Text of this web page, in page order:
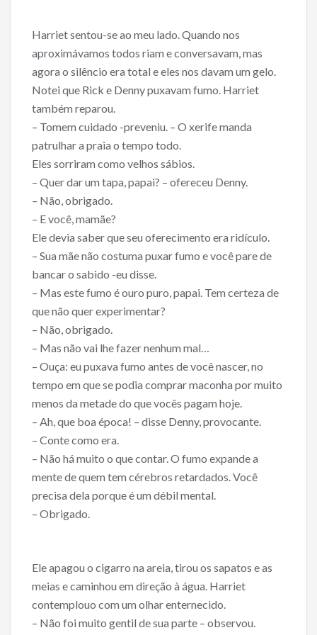
o
k
Harriet sentou-se ao meu lado. Quando nos
aproximávamos todos riam e conversavam, mas
agora o silêncio era total e eles nos davam um gelo.
Notei que Rick e Denny puxavam fumo. Harriet
também reparou.
– Tomem cuidado -preveniu. – O xerife manda
patrulhar a praia o tempo todo.
Eles sorriram como velhos sábios.
– Quer dar um tapa, papai? – ofereceu Denny.
– Não, obrigado.
– E você, mamãe?
Ele devia saber que seu oferecimento era ridículo.
– Sua mãe não costuma puxar fumo e você pare de
bancar o sabido -eu disse.
– Mas este fumo é ouro puro, papai. Tem certeza de
que não quer experimentar?
– Não, obrigado.
– Mas não vai lhe fazer nenhum mal…
– Ouça: eu puxava fumo antes de você nascer, no
tempo em que se podia comprar maconha por muito
menos da metade do que vocês pagam hoje.
– Ah, que boa época! – disse Denny, provocante.
– Conte como era.
– Não há muito o que contar. O fumo expande a
mente de quem tem cérebros retardados. Você
precisa dela porque é um débil mental.
– Obrigado.
Ele apagou o cigarro na areia, tirou os sapatos e as
meias e caminhou em direção à água. Harriet
contemplou­o com um olhar enternecido.
– Não foi muito gentil de sua parte – observou.